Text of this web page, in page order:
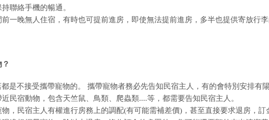
聯絡手機的暢通。
一晚無人住宿，有時也可提前進房，即使無法提前進房，多半也提供寄放行李
是不接受攜帶寵物的。 攜帶寵物者務必先告知民宿主人，有的會特別安排有
民宿動物，包含天竺鼠、鳥類、爬蟲類....等，都需要告知民宿主人。
，民宿主人有權進行房務上的調配(有可能需補差價)，甚至直接要求退房，